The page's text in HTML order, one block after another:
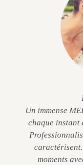
Un immense
chaque instant
moments